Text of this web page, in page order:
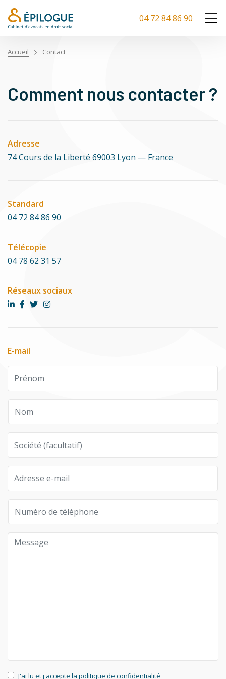
04 72 84 86 90
Accueil Contact
Comment nous contacter ?
Adresse
74 Cours de la Liberté 69003 Lyon — France
Standard
04 72 84 86 90
Télécopie
04 78 62 31 57
Réseaux sociaux
E-mail
J'ai lu et j'accepte la politique de confidentialité